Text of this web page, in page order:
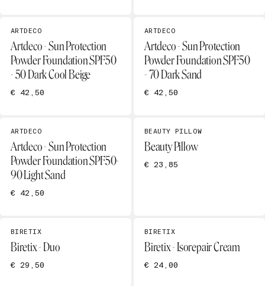
ARTDECO
Artdeco - Sun Protection
Powder Foundation SPF50
- 50 Dark Cool Beige
€ 42,50
ARTDECO
Artdeco - Sun Protection
Powder Foundation SPF50
- 70 Dark Sand
€ 42,50
ARTDECO
Artdeco - Sun Protection
Powder Foundation SPF50-
90 Light Sand
€ 42,50
BEAUTY PILLOW
Beauty Pillow
€ 23,85
BIRETIX
Biretix - Duo
€ 29,50
BIRETIX
Biretix - Isorepair Cream
€ 24,00